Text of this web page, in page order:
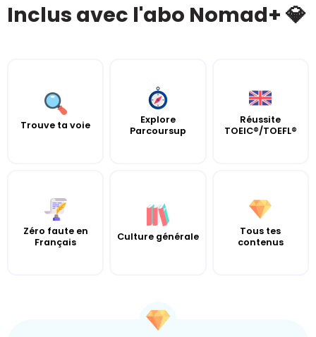
Inclus avec l'abo Nomad+ 💎
Trouve ta voie
Explore
Parcoursup
Réussite
TOEIC®/TOEFL®
Zéro faute en
Français
Culture générale
Tous tes
contenus